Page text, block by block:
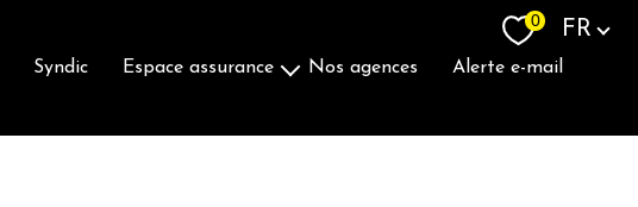
0 Langue
FR
syndic espace assurance nos agences alerte e-mail